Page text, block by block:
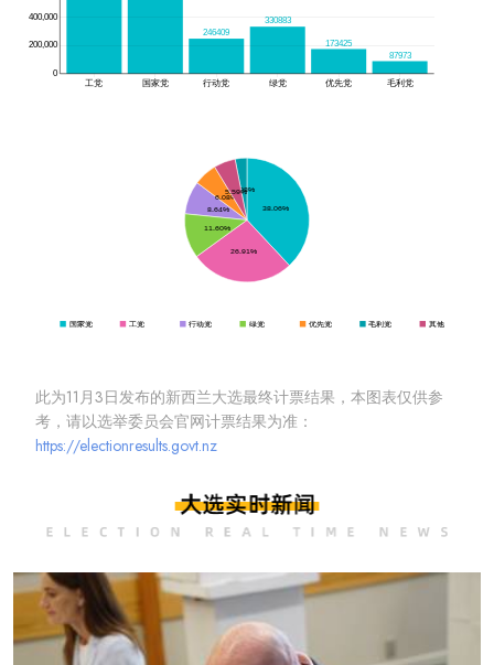
此为11月3日发布的新西兰大选最终计票结果，本图表仅供参
考，请以选举委员会官网计票结果为准：
https://electionresults.govt.nz